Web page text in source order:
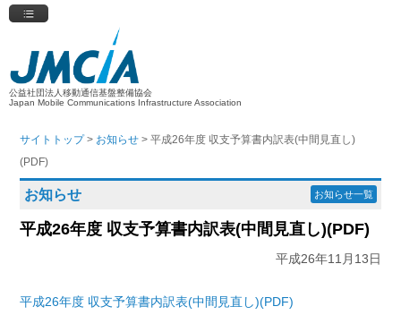
公益社団法人移動通信基盤整備協会
Japan Mobile Communications Infrastructure Association
サイトトップ> お知らせ > 平成26年度 収支予算書内訳表(中間見直し)
(PDF)
お知らせ お知らせ一覧
平成26年度 収支予算書内訳表(中間見直し)(PDF)
平成26年11月13日
平成26年度 収支予算書内訳表(中間見直し)(PDF)